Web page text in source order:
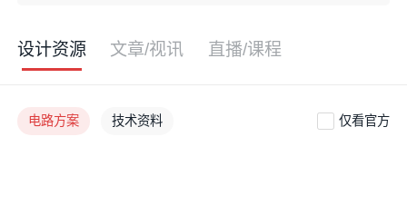
立，正基均能提供完整的建议方案。
设计资源 文章/视讯 直播/课程
电路方案 技术资料 仅看官方